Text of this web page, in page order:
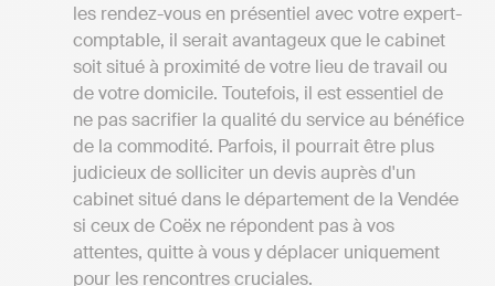
les rendez-vous en présentiel avec votre expert-
comptable, il serait avantageux que le cabinet
soit situé à proximité de votre lieu de travail ou
de votre domicile. Toutefois, il est essentiel de
ne pas sacrifier la qualité du service au bénéfice
de la commodité. Parfois, il pourrait être plus
judicieux de solliciter un devis auprès d'un
cabinet situé dans le département de la Vendée
si ceux de Coëx ne répondent pas à vos
attentes, quitte à vous y déplacer uniquement
pour les rencontres cruciales.